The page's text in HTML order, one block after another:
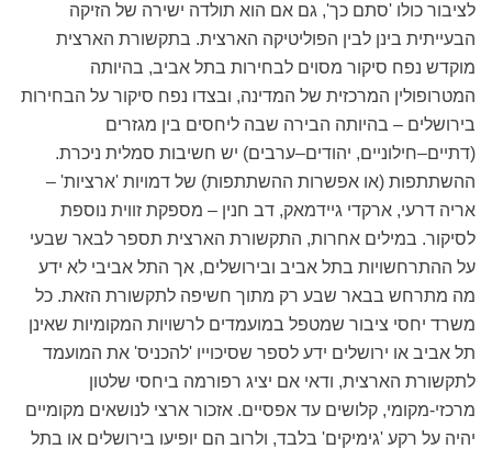
לציבור כולו 'סתם כך', גם אם הוא תולדה ישירה של הזיקה
הבעייתית בינן לבין הפוליטיקה הארצית. בתקשורת הארצית
מוקדש נפח סיקור מסוים לבחירות בתל אביב, בהיותה
המטרופולין המרכזית של המדינה, ובצדו נפח סיקור על הבחירות
בירושלים – בהיותה הבירה שבה ליחסים בין מגזרים
(דתיים–חילוניים, יהודים–ערבים) יש חשיבות סמלית ניכרת.
ההשתתפות (או אפשרות ההשתתפות) של דמויות 'ארציות' –
אריה דרעי, ארקדי גיידמאק, דב חנין – מספקת זווית נוספת
לסיקור. במילים אחרות, התקשורת הארצית תספר לבאר שבעי
על ההתרחשויות בתל אביב ובירושלים, אך התל אביבי לא ידע
מה מתרחש בבאר שבע רק מתוך חשיפה לתקשורת הזאת. כל
משרד יחסי ציבור שמטפל במועמדים לרשויות המקומיות שאינן
תל אביב או ירושלים ידע לספר שסיכוייו 'להכניס' את המועמד
לתקשורת הארצית, ודאי אם יציג רפורמה ביחסי שלטון
מרכזי-מקומי, קלושים עד אפסיים. אזכור ארצי לנושאים מקומיים
יהיה על רקע 'גימיקים' בלבד, ולרוב הם יופיעו בירושלים או בתל